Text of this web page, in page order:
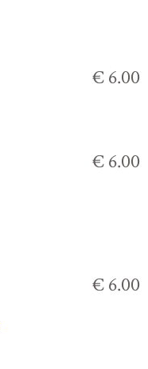
€ 6.00
€ 6.00
€ 6.00